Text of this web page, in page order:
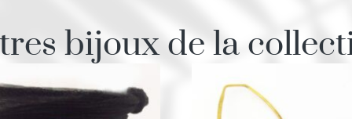
bijoux de la